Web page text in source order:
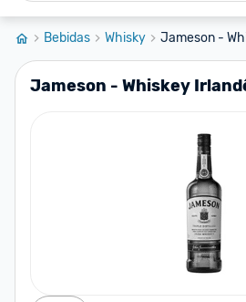
Bebidas Whisky Jameson -
Jameson - Whiskey